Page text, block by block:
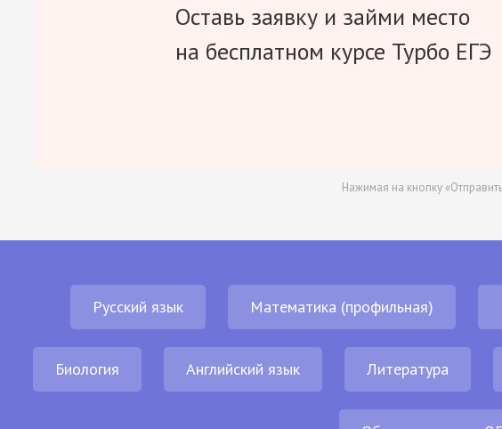
Оставь заявку и займи место
на бесплатном курсе Турбо ЕГЭ
Нажимая на кнопку
Русский язык Математика (профильная)
Биология Английский язык Литература